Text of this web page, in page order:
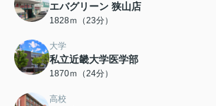
エバグリーン 狭山店
1828ｍ（23分）
大学
私立近畿大学医学部
1870ｍ（24分）
高校